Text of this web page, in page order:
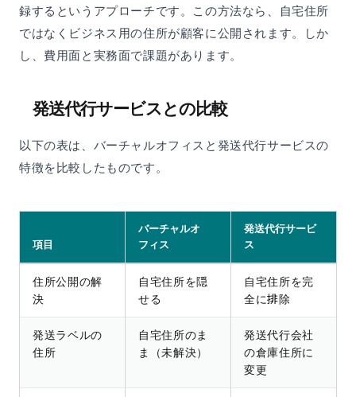
録するというアプローチです。この方法なら、自宅住所
ではなくビジネス用の住所が顧客に公開されます。しか
し、費用面と実務面で課題があります。
発送代行サービスとの比較
以下の表は、バーチャルオフィスと発送代行サービスの
特徴を比較したものです。
項目
バーチャルオ
フィス
発送代行サービ
ス
住所公開の解
決
自宅住所を隠
せる
自宅住所を完
全に排除
発送ラベルの
住所
自宅住所のま
ま（未解決）
発送代行会社
の倉庫住所に
変更